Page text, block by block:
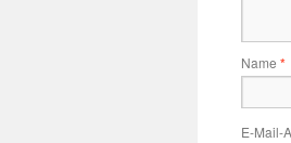
Name *
E-Mail-